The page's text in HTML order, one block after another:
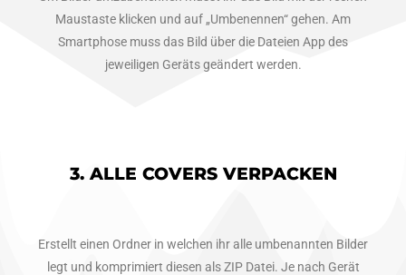
Maustaste klicken und auf „Umbenennen“ gehen. Am
Smartphose muss das Bild über die Dateien App des
jeweiligen Geräts geändert werden.
3. ALLE COVERS VERPACKEN
Erstellt einen Ordner in welchen ihr alle umbenannten Bilder
legt und komprimiert diesen als ZIP Datei. Je nach Gerät